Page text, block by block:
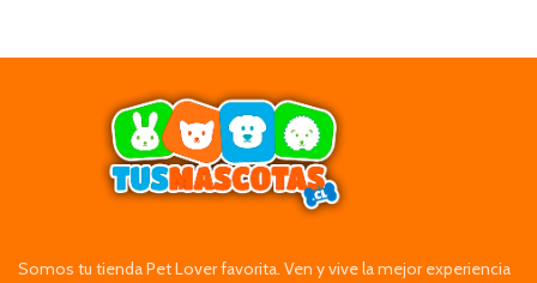
Somos tu tienda Pet Lover favorita. Ven y vive la mejor experiencia